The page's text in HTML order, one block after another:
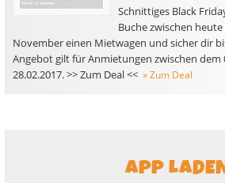
Schnittiges Black
Buche zwischen
November einen Mietwagen und sicher dir
Angebot gilt für Anmietungen zwischen dem
28.02.2017. >> Zum Deal << » Zum Deal
APP